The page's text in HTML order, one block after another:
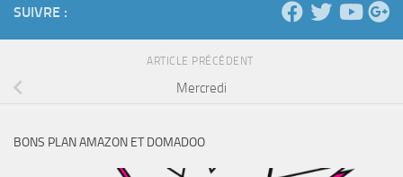
SUIVRE :
ARTICLE PRÉCÉDENT
Mercredi
BONS PLAN AMAZON ET DOMADOO